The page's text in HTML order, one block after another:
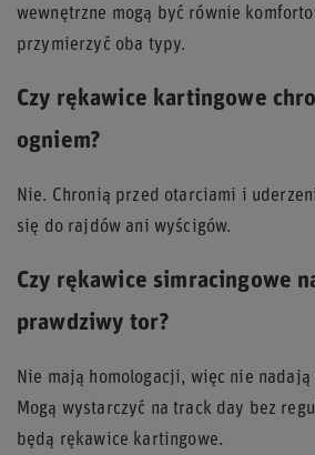
wewnętrzne mogą być równie
przymierzyć oba typy.
Czy rękawice kartingowe
ogniem?
Nie. Chronią przed otarciami i
się do rajdów ani wyścigów.
Czy rękawice simracingowe
prawdziwy tor?
Nie mają homologacji, więc nie nadają
Mogą wystarczyć na track day bez
będą rękawice kartingowe.